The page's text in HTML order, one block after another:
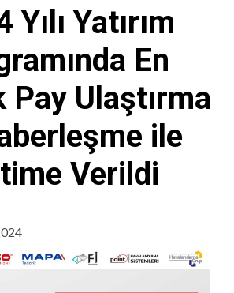
Yılı Yatırım
En
Pay Ulaştırma
ile
Verildi